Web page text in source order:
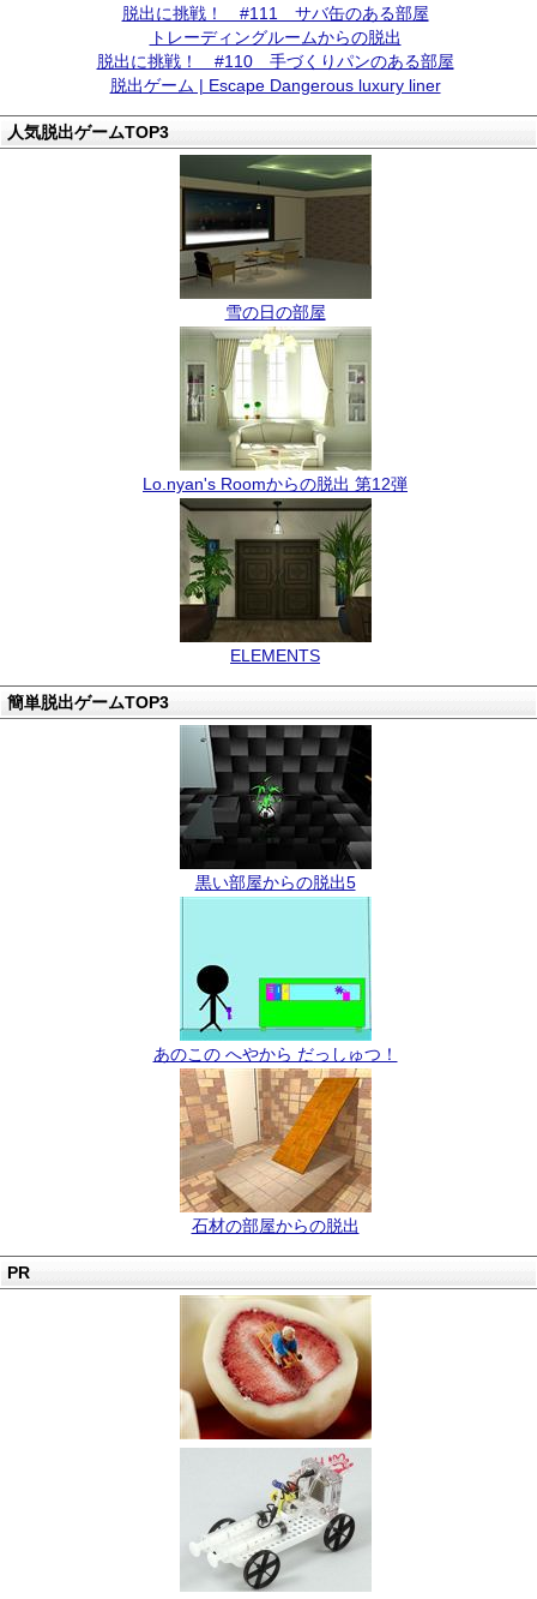
脱出に挑戦！ #111 サバ缶のある部屋
トレーディングルームからの脱出
脱出に挑戦！ #110 手づくりパンのある部屋
脱出ゲーム | Escape Dangerous luxury liner
人気脱出ゲームTOP3
雪の日の部屋
Lo.nyan's Roomからの脱出 第12弾
ELEMENTS
簡単脱出ゲームTOP3
黒い部屋からの脱出5
あのこの へやから だっしゅつ！
石材の部屋からの脱出
PR